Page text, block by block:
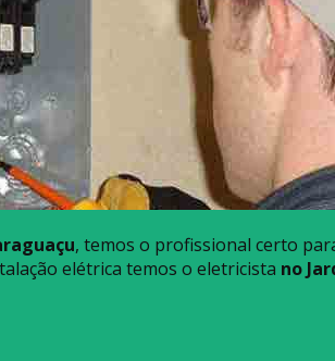
, temos o profissional certo
elétrica temos o eletricista no